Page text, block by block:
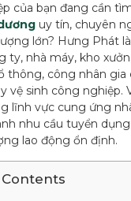
của bạn đang cần
uy tín, chuyên
lớn? Hưng Phát
ty, nhà máy, kho
thông, công nhân gia
vệ sinh công nghiệp.
lĩnh vực cung ứng
nhu cầu tuyển
lao động ổn định.